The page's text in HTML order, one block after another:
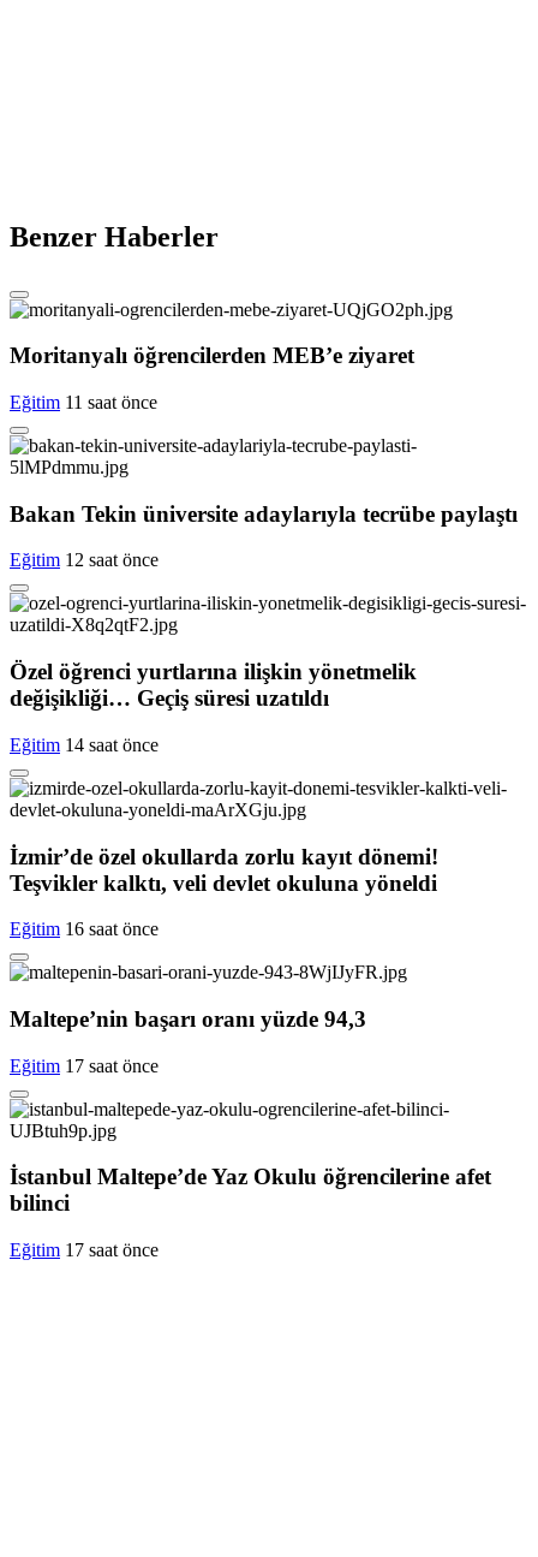
Benzer Haberler
Moritanyalı öğrencilerden MEB’e ziyaret
Eğitim 11 saat önce
Bakan Tekin üniversite adaylarıyla tecrübe paylaştı
Eğitim 12 saat önce
Özel öğrenci yurtlarına ilişkin yönetmelik
değişikliği… Geçiş süresi uzatıldı
Eğitim 14 saat önce
İzmir’de özel okullarda zorlu kayıt dönemi!
Teşvikler kalktı, veli devlet okuluna yöneldi
Eğitim 16 saat önce
Maltepe’nin başarı oranı yüzde 94,3
Eğitim 17 saat önce
İstanbul Maltepe’de Yaz Okulu öğrencilerine afet
bilinci
Eğitim 17 saat önce